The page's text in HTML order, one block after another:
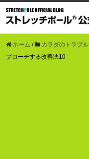
ホーム / カラダのトラブル
プローチする改善法10